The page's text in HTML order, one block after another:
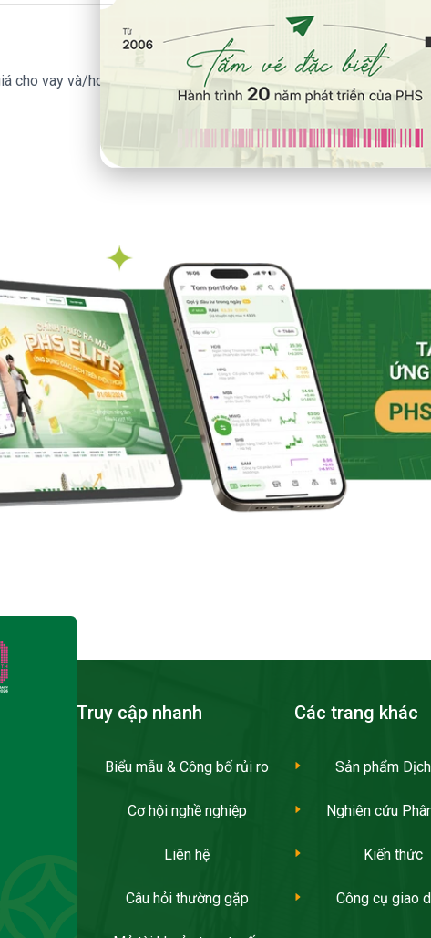
cho vay và/hoặc tính tài sản đảm bảo tối đa mới
Truy cập nhanh
Biểu mẫu & Công bố rủi ro
Cơ hội nghề nghiệp
Liên hệ
Câu hỏi thường gặp
Các trang khác
Sản phẩm
Nghiên cứu
Kiến thức
Công cụ giao